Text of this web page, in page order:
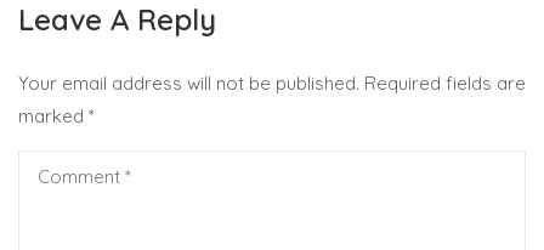
Leave A Reply
Your email address will not be published. Required fields are
marked *